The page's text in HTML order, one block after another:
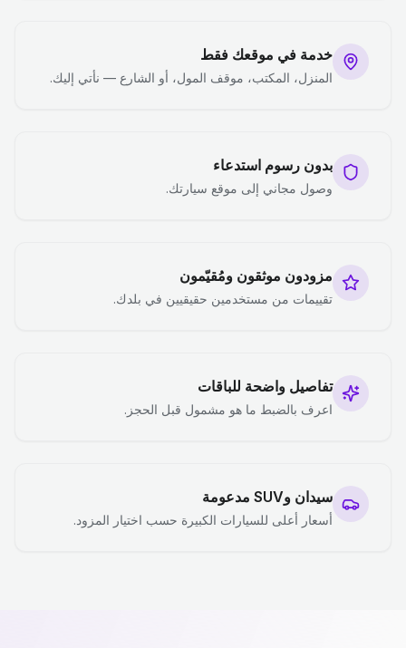
خدمة في موقعك فقط
المنزل، المكتب، موقف المول، أو الشارع — نأتي إليك.
بدون رسوم استدعاء
وصول مجاني إلى موقع سيارتك.
مزودون موثقون ومُقيّمون
تقييمات من مستخدمين حقيقيين في بلدك.
تفاصيل واضحة للباقات
اعرف بالضبط ما هو مشمول قبل الحجز.
سيدان وSUV مدعومة
أسعار أعلى للسيارات الكبيرة حسب اختيار المزود.